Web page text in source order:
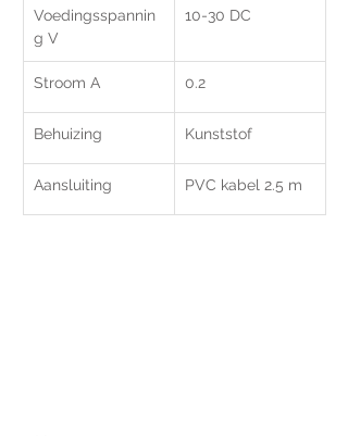
Voedingsspannin
g V
10-30 DC
Stroom A 0.2
Behuizing Kunststof
Aansluiting PVC kabel 2.5 m